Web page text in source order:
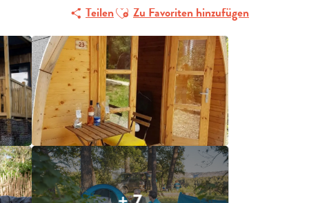
TeilenAjouter aux favoris
Zu Favoriten hinzufügen